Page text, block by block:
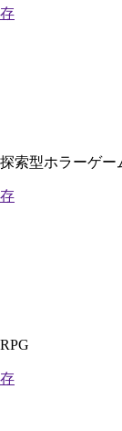
索型ホラーゲー